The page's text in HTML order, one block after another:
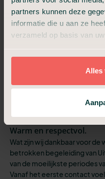
partners kunnen deze
informatie die u aan ze
verzameld op basis van
Alles
geeft goede adviezen. Ze
mensen en is heel betrokken.
Marjan
uitstekend
Mijn ervaring met Uitvaart24
zijn uitvaart geregeld. De
Agnes
Warm en respectvol.
Wat zijn wij dankbaar voor de
betrokken begeleiding van
van de moeilijkste periodes
Vanaf het eerste contact